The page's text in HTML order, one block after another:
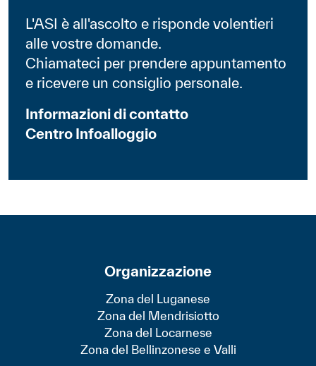
L'ASI è all'ascolto e risponde volentieri
alle vostre domande.
Chiamateci per prendere appuntamento
e ricevere un consiglio personale.
Informazioni di contatto
Centro Infoalloggio
Organizzazione
Zona del Luganese
Zona del Mendrisiotto
Zona del Locarnese
Zona del Bellinzonese e Valli